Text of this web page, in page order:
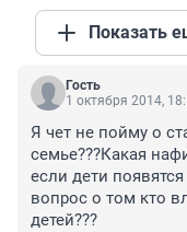
Показать
Гость
1 октября 2014,
Я чет не пойму о
семье???Какая
если дети
вопрос о том кто
детей???